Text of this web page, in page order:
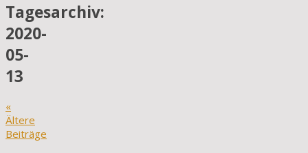
Tagesarchiv:
2020-
05-
13
«
Ältere
Beiträge